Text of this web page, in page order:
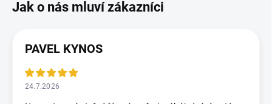
PAVEL KYNOS
24.7.2026